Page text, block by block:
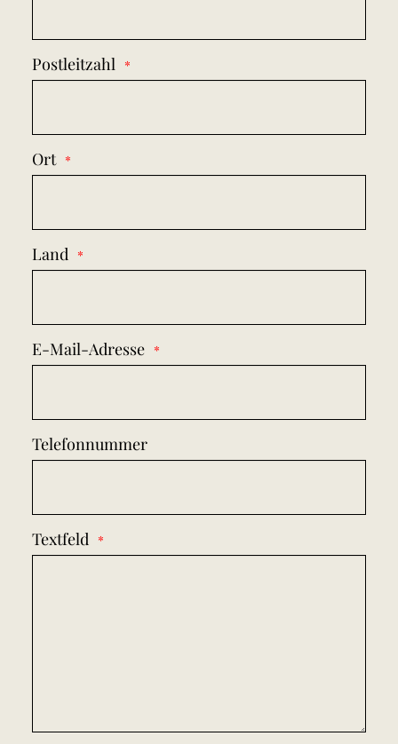
Postleitzahl
Ort
Land
E-Mail-Adresse
Telefonnummer
Textfeld